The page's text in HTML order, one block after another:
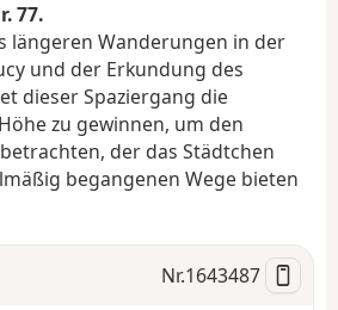
77.
längeren Wanderungen in der
und der Erkundung des
dieser Spaziergang die
zu gewinnen, um den
der das Städtchen
begangenen Wege bieten
Nr.1643487